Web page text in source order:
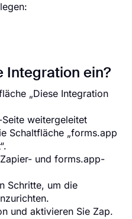
Integration ein?
„Diese Integration
weitergeleitet
Schaltfläche „forms.app
und forms.app-
Schritte, um die
und aktivieren Sie Zap.